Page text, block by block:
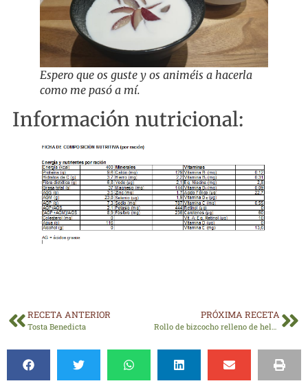
Espero que os guste y os animéis a hacerla
como me pasó a mí.
Información nutricional:
RECETA ANTERIOR
Tosta Benedicta
PRÓXIMA RECETA
Rollo de bizcocho relleno de helado